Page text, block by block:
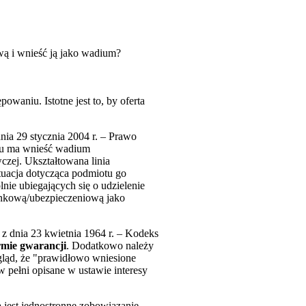
i wnieść ją jako wadium?
Istotne jest to, by oferta
29 stycznia 2004 r. – Prawo
ma wnieść wadium
Ukształtowana linia
dotycząca podmiotu go
ubiegających się o udzielenie
ubezpieczeniową jako
dnia 23 kwietnia 1964 r. – Kodeks
gwarancji. Dodatkowo należy
że "prawidłowo wniesione
pełni opisane w ustawie interesy